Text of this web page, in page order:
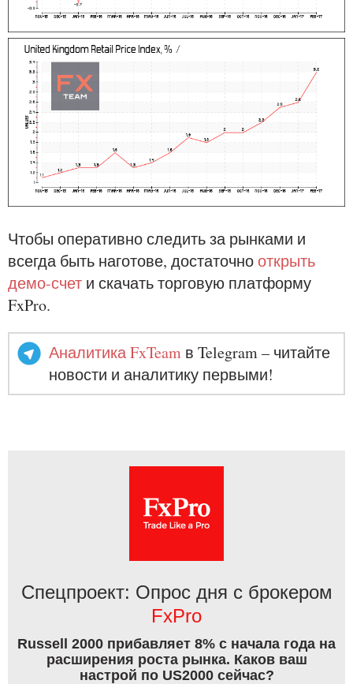
Чтобы оперативно следить за рынками и
всегда быть наготове, достаточнооткрыть
демо-счет и скачать торговую платформу
FxPro.
Аналитика FxTeam в Telegram – читайте
новости и аналитику первыми!
Спецпроект: Опрос дня с брокером
FxPro
Russell 2000 прибавляет 8% с начала года на
расширения роста рынка. Каков ваш
настрой по US2000 сейчас?